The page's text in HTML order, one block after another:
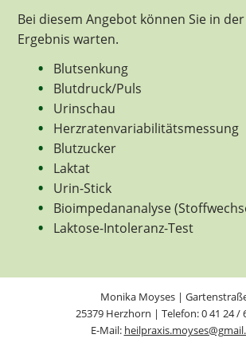
Bei diesem Angebot können Sie in
Ergebnis warten.
Blutsenkung
Blutdruck/Puls
Urinschau
Herzratenvariabilitätsmessung
Blutzucker
Laktat
Urin-Stick
Bioimpedananalyse
Laktose-Intoleranz-Test
Monika Moyses |
25379 Herzhorn | Telefon: 0 41 24 /
E-Mail: